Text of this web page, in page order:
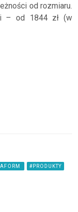
od rozmiaru.
– od 1844 zł (w
#PRODUKTY